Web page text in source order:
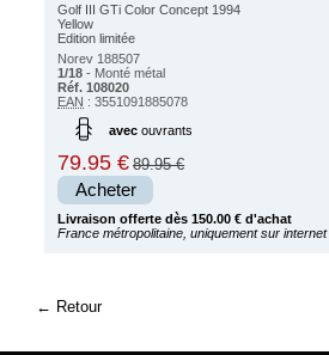
Golf III GTi Color Concept 1994
Yellow
Edition limitée
Norev 188507
1/18 - Monté métal
Réf. 108020
EAN : 3551091885078
avecouvrants
79.95 € 89.95 €
Acheter
Livraison offerte dès 150.00 € d'achat
France métropolitaine, uniquement sur internet
Retour